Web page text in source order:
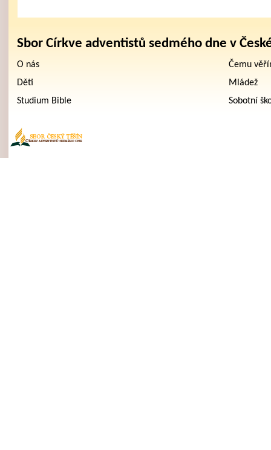
Sbor Církve adventistů sedmého dne v
O nás
Čemu
Děti
Mládež
Studium Bible
Sobotní